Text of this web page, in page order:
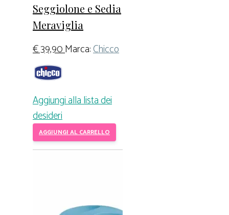
Seggiolone e Sedia
Meraviglia
€39,90Marca:Chicco
Aggiungi alla lista dei
desideri
AGGIUNGI AL CARRELLO